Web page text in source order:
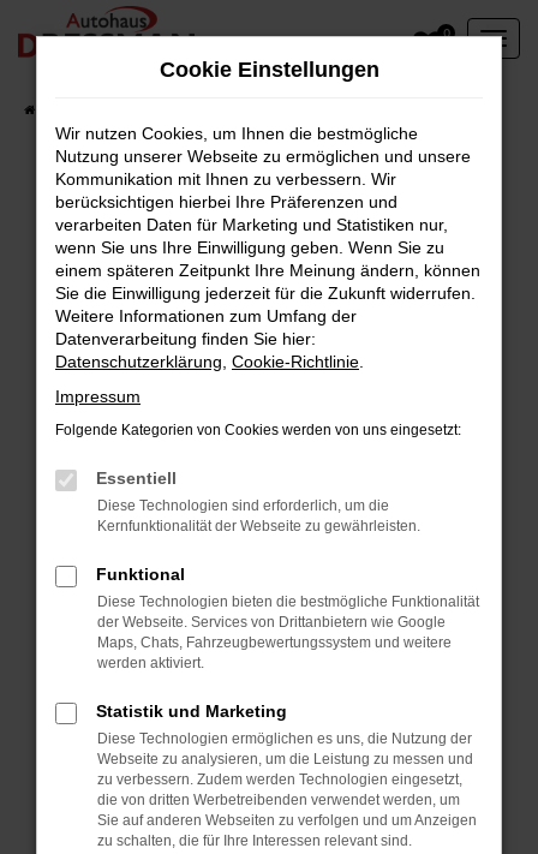
Zum
Hauptinhalt
0
Fehler: Network Error
Beim Laden ist ein Fehler aufgetreten.
Hier sind ein paar Tipps, die dir helfen können:
Überprüfe deine Firewall und deine
Internetverbindung.
Laden andere Webseiten, zum Beispiel deine
Manche Erweiterungen, wie Werbeblocker,
können das Laden bestimmter Seiten
verhindern. Funktioniert die Seite in einem
Fenster?
Starte dein Gerät neu.
Das kann manchmal helfen, vorübergehende
Probleme zu beheben.
Stelle sicher, dass dein Browser und dein
Betriebssystem auf dem neuesten Stand
sind.
Veraltete Software birgt nicht nur ein
Sicherheitsrisiko, sondern kann auch dazu
führen, dass bestimmte Funktionen nicht mehr
Cookie Einstellungen
Wir nutzen Cookies, um Ihnen die bestmögliche
Nutzung unserer Webseite zu ermöglichen und unsere
Kommunikation mit Ihnen zu verbessern. Wir
berücksichtigen hierbei Ihre Präferenzen und
verarbeiten Daten für Marketing und Statistiken nur,
wenn Sie uns Ihre Einwilligung geben. Wenn Sie zu
einem späteren Zeitpunkt Ihre Meinung ändern, können
Sie die Einwilligung jederzeit für die Zukunft widerrufen.
Weitere Informationen zum Umfang der
Datenverarbeitung finden Sie hier:
Datenschutzerklärung Cookie-Richtlinie
Impressum
Folgende Kategorien von Cookies werden von uns eingesetzt:
Essentiell
Diese Technologien sind erforderlich, um die
Kernfunktionalität der Webseite zu gewährleisten.
Funktional
Diese Technologien bieten die bestmögliche Funktionalität
der Webseite. Services von Drittanbietern wie Google
Maps, Chats, Fahrzeugbewertungssystem und weitere
werden aktiviert.
Statistik und Marketing
Diese Technologien ermöglichen es uns, die Nutzung der
Webseite zu analysieren, um die Leistung zu messen und
zu verbessern. Zudem werden Technologien eingesetzt,
die von dritten Werbetreibenden verwendet werden, um
Sie auf anderen Webseiten zu verfolgen und um Anzeigen
zu schalten, die für Ihre Interessen relevant sind.